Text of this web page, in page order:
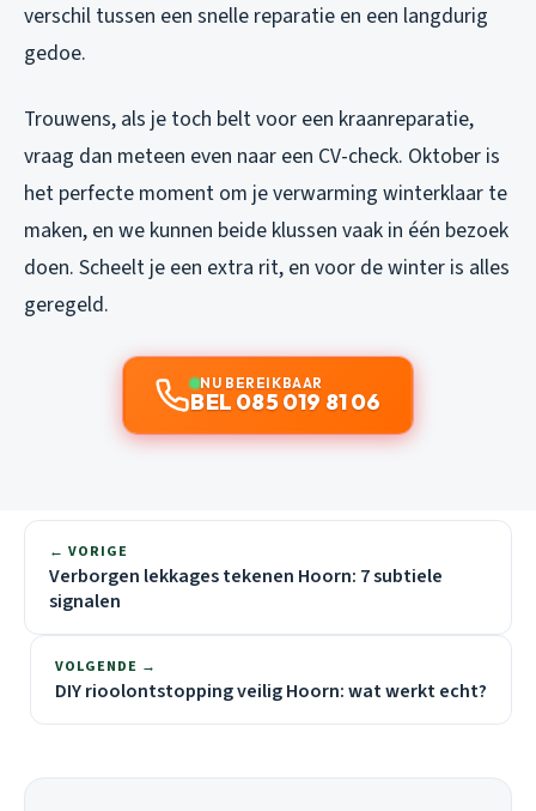
verschil tussen een snelle reparatie en een langdurig
gedoe.
Trouwens, als je toch belt voor een kraanreparatie,
vraag dan meteen even naar een CV-check. Oktober is
het perfecte moment om je verwarming winterklaar te
maken, en we kunnen beide klussen vaak in één bezoek
doen. Scheelt je een extra rit, en voor de winter is alles
geregeld.
NU BEREIKBAAR
BEL 085 019 81 06
← VORIGE
Verborgen lekkages tekenen Hoorn: 7 subtiele
signalen
VOLGENDE →
DIY rioolontstopping veilig Hoorn: wat werkt echt?